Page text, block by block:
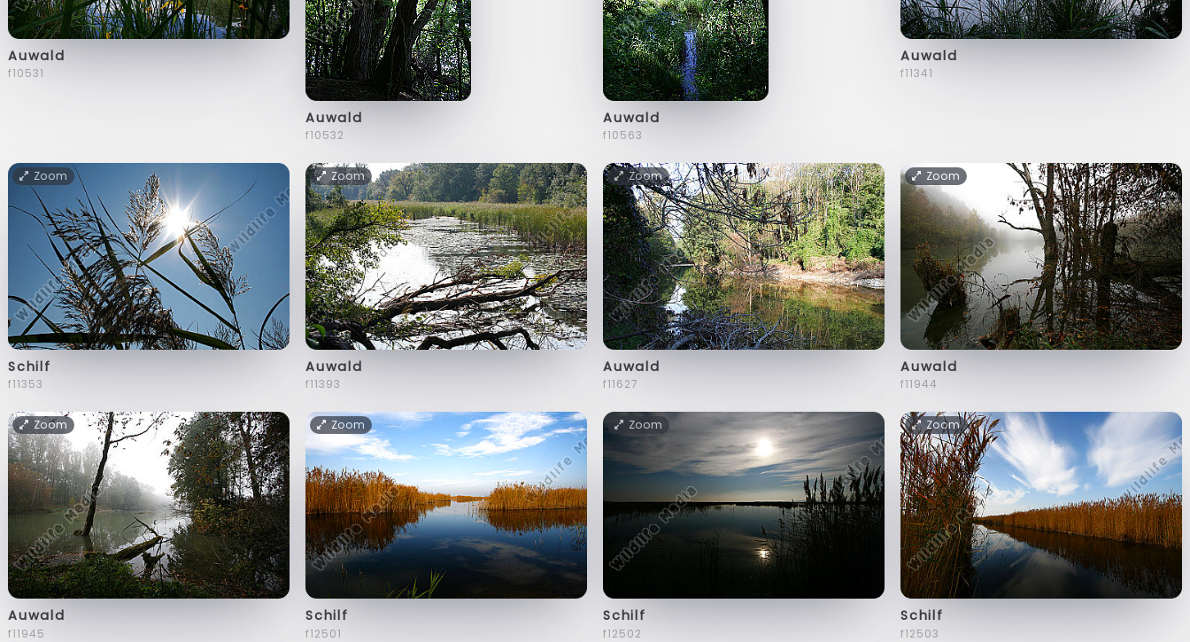
Auwald
f10531
Auwald
f10532
Auwald
f10563
Auwald
f11341
Zoom
Schilf
f11353
Zoom
Auwald
f11393
Zoom
Auwald
f11627
Zoom
Auwald
f11944
Zoom
Auwald
f11945
Zoom
Schilf
f12501
Zoom
Schilf
f12502
Zoom
Schilf
f12503